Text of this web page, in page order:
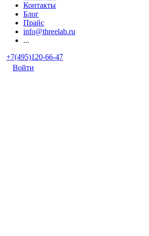
Контакты
Блог
Прайс
info@threelab.ru
...
+7(495)120-66-47
Войти